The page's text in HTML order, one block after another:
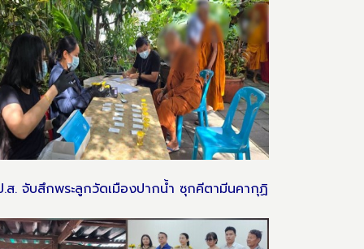
.ส. จับสึกพระลูกวัดเมืองปากน้ำ ซุกคีตามีนคากุฏิ